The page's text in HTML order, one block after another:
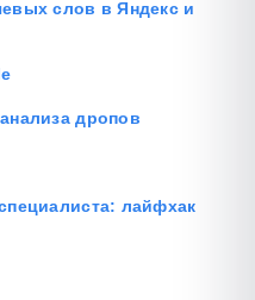
слов в Яндекс и
дропов
лайфхак